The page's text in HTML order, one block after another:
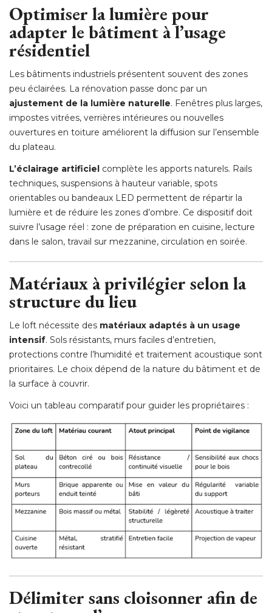
Optimiser la lumière pour
adapter le bâtiment à l’usage
résidentiel
Les bâtiments industriels présentent souvent des zones
peu éclairées. La rénovation passe donc par un
ajustement de la lumière naturelle. Fenêtres plus larges,
impostes vitrées, verrières intérieures ou nouvelles
ouvertures en toiture améliorent la diffusion sur l’ensemble
du plateau.
L’éclairage artificiel complète les apports naturels. Rails
techniques, suspensions à hauteur variable, spots
orientables ou bandeaux LED permettent de répartir la
lumière et de réduire les zones d’ombre. Ce dispositif doit
suivre l’usage réel : zone de préparation en cuisine, lecture
dans le salon, travail sur mezzanine, circulation en soirée.
Matériaux à privilégier selon la
structure du lieu
Le loft nécessite des matériaux adaptés à un usage
intensif. Sols résistants, murs faciles d’entretien,
protections contre l’humidité et traitement acoustique sont
prioritaires. Le choix dépend de la nature du bâtiment et de
la surface à couvrir.
Voici un tableau comparatif pour guider les propriétaires :
Délimiter sans cloisonner afin de